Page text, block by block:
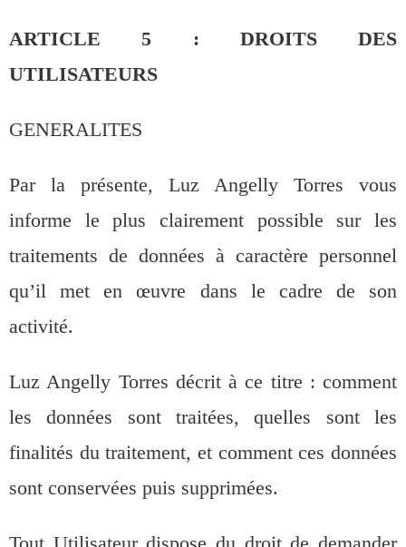
ARTICLE 5 : DROITS DES
UTILISATEURS
GENERALITES
Par la présente, Luz Angelly Torres vous
informe le plus clairement possible sur les
traitements de données à caractère personnel
qu’il met en œuvre dans le cadre de son
activité.
Luz Angelly Torres décrit à ce titre : comment
les données sont traitées, quelles sont les
finalités du traitement, et comment ces données
sont conservées puis supprimées.